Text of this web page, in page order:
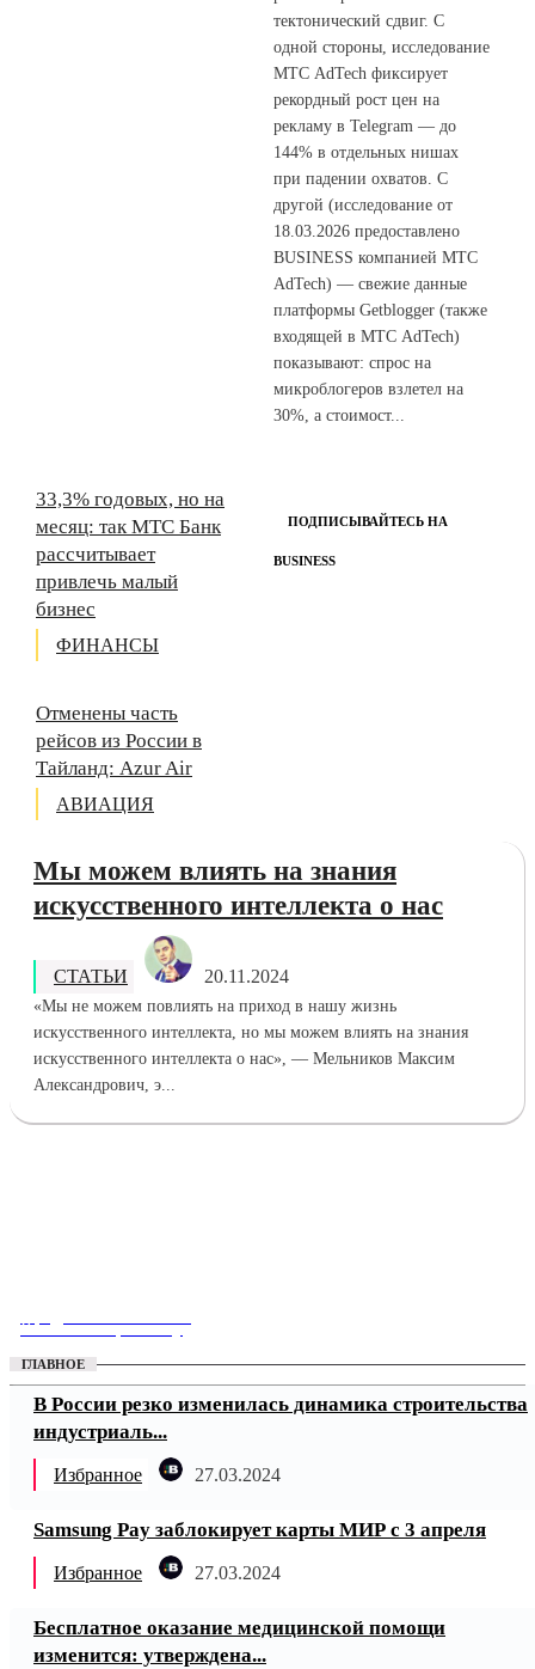
тектонический сдвиг. С
одной стороны, исследование
МТС AdTech фиксирует
рекордный рост цен на
рекламу в Telegram — до
144% в отдельных нишах
при падении охватов. С
другой (исследование от
18.03.2026 предоставлено
BUSINESS компанией МТС
AdTech) — свежие данные
платформы Getblogger (также
входящей в МТС AdTech)
показывают: спрос на
микроблогеров взлетел на
30%, а стоимост...
33,3% годовых, но на
месяц: так МТС Банк
рассчитывает
привлечь малый
бизнес
ФИНАНСЫ
Отменены часть
рейсов из России в
Тайланд: Azur Air
АВИАЦИЯ
ПОДПИСЫВАЙТЕСЬ НА
BUSINESS
Мы можем влиять на знания
искусственного интеллекта о нас
СТАТЬИ 20.11.2024
«Мы не можем повлиять на приход в нашу жизнь
искусственного интеллекта, но мы можем влиять на знания
искусственного интеллекта о нас», — Мельников Максим
Александрович, э...
Разместить рекламу
ГЛАВНОЕ
В России резко изменилась динамика строительства
индустриаль...
Избранное 27.03.2024
Samsung Pay заблокирует карты МИР с 3 апреля
Избранное 27.03.2024
Бесплатное оказание медицинской помощи
изменится: утверждена...